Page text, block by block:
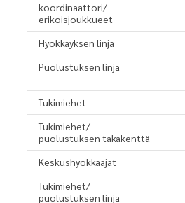
koordinaattori/
erikoisjoukkueet
Hyökkäyksen linja
Puolustuksen linja
Tukimiehet
Tukimiehet/
puolustuksen takakenttä
Keskushyökkääjät
Tukimiehet/
puolustuksen linja